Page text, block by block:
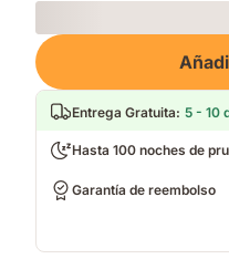
Loading
Entrega Gratuita: 5 - 10
Hasta 100 noches de
Garantía de reembolso